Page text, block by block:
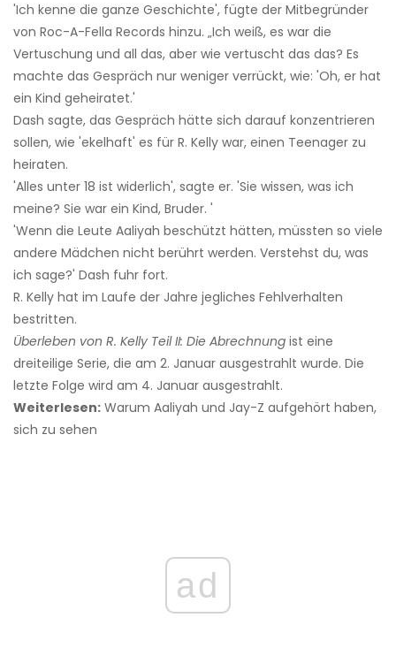
'Ich kenne die ganze Geschichte', fügte der Mitbegründer
von Roc-A-Fella Records hinzu. „Ich weiß, es war die
Vertuschung und all das, aber wie vertuscht das das? Es
machte das Gespräch nur weniger verrückt, wie: 'Oh, er hat
ein Kind geheiratet.'
Dash sagte, das Gespräch hätte sich darauf konzentrieren
sollen, wie 'ekelhaft' es für R. Kelly war, einen Teenager zu
heiraten.
'Alles unter 18 ist widerlich', sagte er. 'Sie wissen, was ich
meine? Sie war ein Kind, Bruder. '
'Wenn die Leute Aaliyah beschützt hätten, müssten so viele
andere Mädchen nicht berührt werden. Verstehst du, was
ich sage?' Dash fuhr fort.
R. Kelly hat im Laufe der Jahre jegliches Fehlverhalten
bestritten.
Überleben von R. Kelly Teil II: Die Abrechnung ist eine
dreiteilige Serie, die am 2. Januar ausgestrahlt wurde. Die
letzte Folge wird am 4. Januar ausgestrahlt.
Weiterlesen: Warum Aaliyah und Jay-Z aufgehört haben,
sich zu sehen
ad